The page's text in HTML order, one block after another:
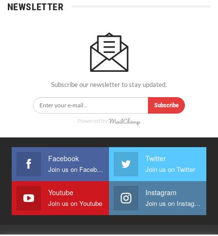
NEWSLETTER
Subscribe our newsletter to stay updated.
Subscribe
Powered by
Facebook
Join us on Facebook
Twitter
Join us on Twitter
Youtube
Join us on Youtube
Instagram
Join us on Instagram